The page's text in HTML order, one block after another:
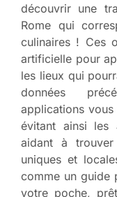
découvrir une
Rome qui
culinaires ! Ces
artificielle pour
les lieux qui
données
applications vous
évitant ainsi les
aidant à trouver
uniques et
comme un guide
votre poche,